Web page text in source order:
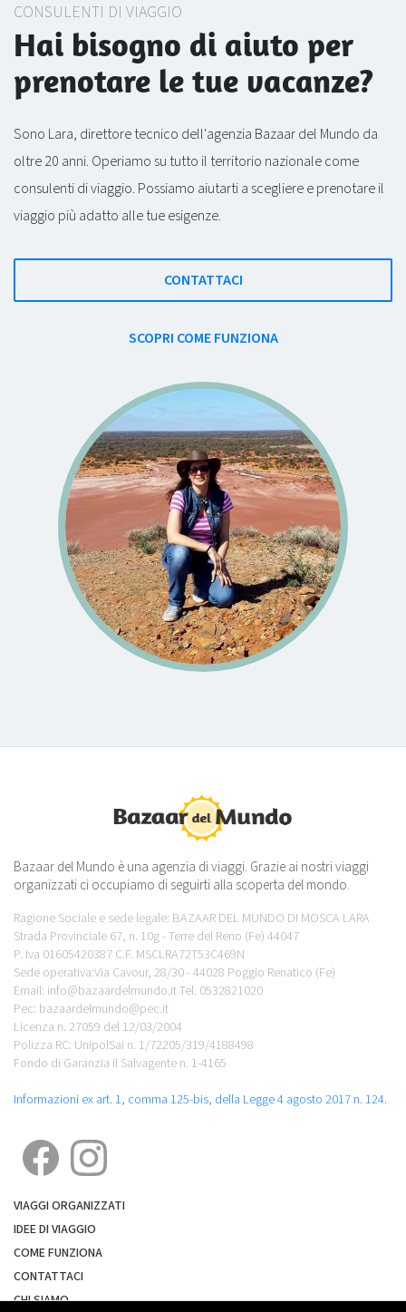
CONSULENTI DI VIAGGIO
Hai bisogno di aiuto per
prenotare le tue vacanze?
Sono Lara, direttore tecnico dell'agenzia Bazaar del Mundo da
oltre 20 anni. Operiamo su tutto il territorio nazionale come
consulenti di viaggio. Possiamo aiutarti a scegliere e prenotare il
viaggio più adatto alle tue esigenze.
CONTATTACI
SCOPRI COME FUNZIONA
Bazaar del Mundo è una agenzia di viaggi. Grazie ai nostri viaggi
organizzati ci occupiamo di seguirti alla scoperta del mondo.
Ragione Sociale e sede legale: BAZAAR DEL MUNDO DI MOSCA LARA
Strada Provinciale 67, n. 10g - Terre del Reno (Fe) 44047
P. Iva 01605420387 C.F. MSCLRA72T53C469N
Sede operativa:Via Cavour, 28/30 - 44028 Poggio Renatico (Fe)
Email: info@bazaardelmundo.it Tel. 0532821020
Pec: bazaardelmundo@pec.it
Licenza n. 27059 del 12/03/2004
Polizza RC: UnipolSai n. 1/72205/319/4188498
Fondo di Garanzia il Salvagente n. 1-4165
Informazioni ex art. 1, comma 125-bis, della Legge 4 agosto 2017 n. 124.
VIAGGI ORGANIZZATI
IDEE DI VIAGGIO
COME FUNZIONA
CONTATTACI
CHI SIAMO